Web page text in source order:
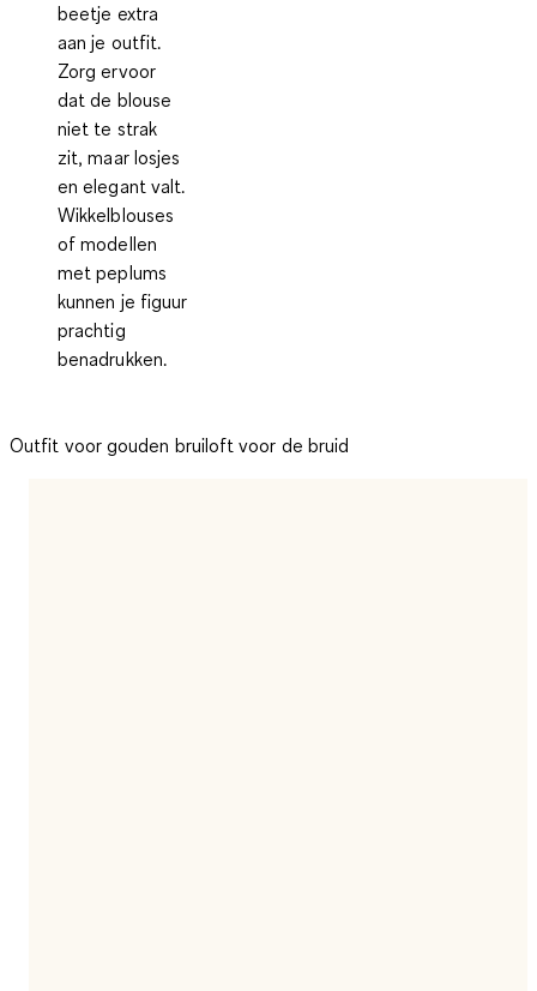
beetje extra
aan je outfit.
Zorg ervoor
dat de blouse
niet te strak
zit, maar losjes
en elegant valt.
Wikkelblouses
of modellen
met peplums
kunnen je figuur
prachtig
benadrukken.
Outfit voor gouden bruiloft voor de bruid